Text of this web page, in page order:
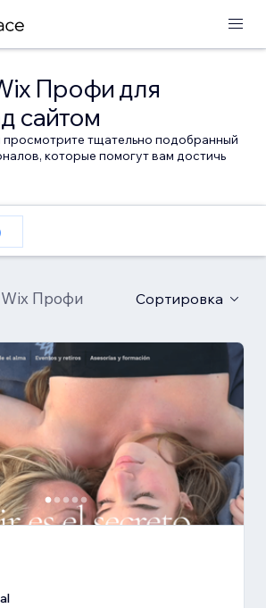
Профи для
сайтом
просмотрите тщательно подобранный
которые помогут вам достичь
Профи Сортировка